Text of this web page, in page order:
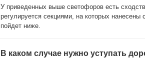
У приведенных выше светофоров есть
регулируется секциями, на которых
пойдет ниже.
В каком случае нужно уступать